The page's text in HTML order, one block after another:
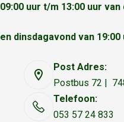
09:00 uur t/m 13:00 uur
en dinsdagavond van 19:00
Post Adres:
Postbus 72 |
Telefoon:
053 57 24 833